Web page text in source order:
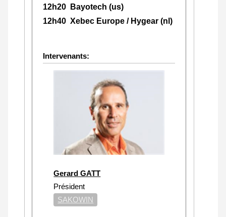
12h20 Bayotech (us)
12h40 Xebec Europe / Hygear (nl)
Intervenants:
Gerard GATT
Président
SAKOWIN